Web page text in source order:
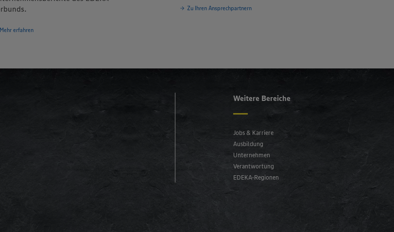
Mehr erfahren
Zu Ihren Ansprechpartnern
Weitere Bereiche
Jobs & Karriere
Ausbildung
Unternehmen
Verantwortung
EDEKA-Regionen